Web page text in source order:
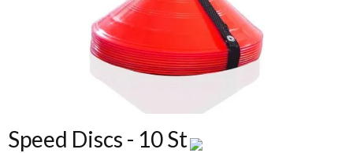
Speed Discs - 10 St